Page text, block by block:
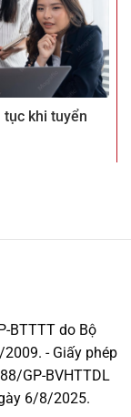
khi tuyển
BTTTT do Bộ
- Giấy phép
GP-BVHTTDL
6/8/2025.